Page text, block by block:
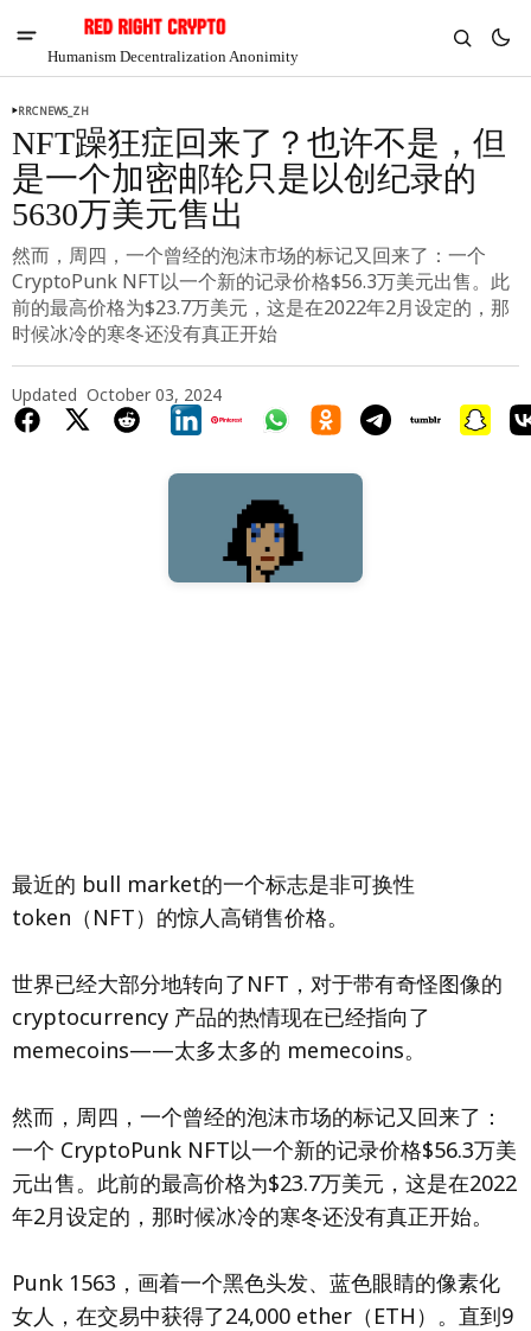
Humanism Decentralization Anonimity
Chia
RRCNEWS_ZH
NFT躁狂症回来了？也许不是，但
是一个加密邮轮只是以创纪录的
5630万美元售出
然而，周四，一个曾经的泡沫市场的标记又回来了：一个
CryptoPunk NFT以一个新的记录价格$56.3万美元出售。此
前的最高价格为$23.7万美元，这是在2022年2月设定的，那
时候冰冷的寒冬还没有真正开始
Updated October 03, 2024
最近的 bull market的一个标志是非可换性
token（NFT）的惊人高销售价格。
世界已经大部分地转向了NFT，对于带有奇怪图像的
cryptocurrency 产品的热情现在已经指向了
memecoins——太多太多的 memecoins。
然而，周四，一个曾经的泡沫市场的标记又回来了：
一个 CryptoPunk NFT以一个新的记录价格$56.3万美
元出售。此前的最高价格为$23.7万美元，这是在2022
年2月设定的，那时候冰冷的寒冬还没有真正开始。
Punk 1563，画着一个黑色头发、蓝色眼睛的像素化
女人，在交易中获得了24,000 ether（ETH）。直到9